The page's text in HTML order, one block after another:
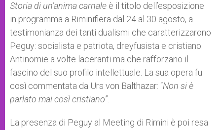
Storia di un’anima carnale è il titolo dell’esposizione
in programma a Riminifiera dal 24 al 30 agosto, a
testimonianza dei tanti dualismi che caratterizzarono
Peguy: socialista e patriota, dreyfusista e cristiano.
Antinomie a volte laceranti ma che rafforzano il
fascino del suo profilo intellettuale. La sua opera fu
così commentata da Urs von Balthazar: “Non si è
parlato mai così cristiano”.
La presenza di Peguy al Meeting di Rimini è poi resa